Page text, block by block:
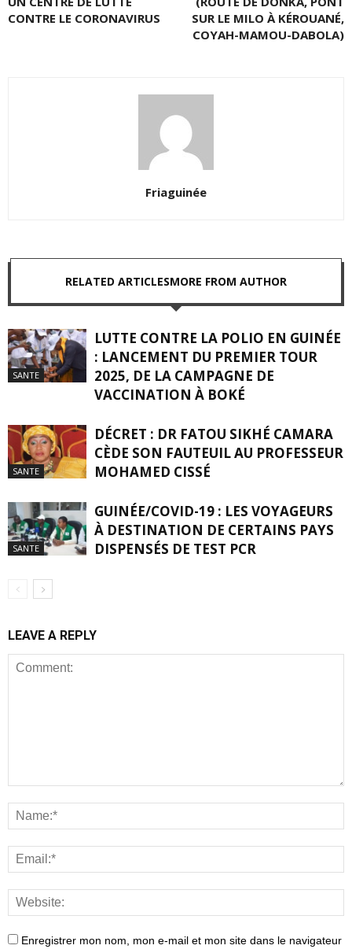
CONTRE LE CORONAVIRUS
SUR LE MILO À KÉROUANÉ,
COYAH-MAMOU-DABOLA)
Friaguinée
RELATED ARTICLESMORE FROM AUTHOR
SANTE
LUTTE CONTRE LA POLIO EN GUINÉE
: LANCEMENT DU PREMIER TOUR
2025, DE LA CAMPAGNE DE
VACCINATION À BOKÉ
SANTE
DÉCRET : DR FATOU SIKHÉ CAMARA
CÈDE SON FAUTEUIL AU PROFESSEUR
MOHAMED CISSÉ
SANTE
GUINÉE/COVID-19 : LES VOYAGEURS
À DESTINATION DE CERTAINS PAYS
DISPENSÉS DE TEST PCR
LEAVE A REPLY
Enregistrer mon nom, mon e-mail et mon site dans le navigateur